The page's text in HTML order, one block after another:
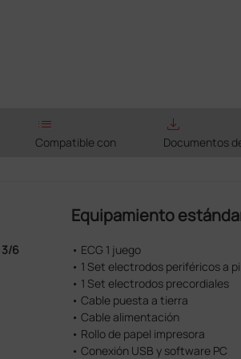
list
Compatible con
save_alt
Documentos
3/6
Equipamiento
• ECG 1 juego
• 1 Set electrodos periféricos a
• 1 Set electrodos precordiales
• Cable puesta a tierra
• Cable alimentación
• Rollo de papel impresora
• Conexión USB y software PC